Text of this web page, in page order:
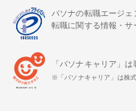
パソナの転職エージ
転職に関する情報・サ
「パソナキャリア」
※「パソナキャリア」は株